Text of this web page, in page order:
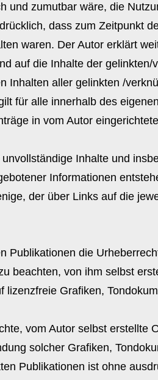
und zumutbar wäre, die
dass zum Zeitpunkt
waren. Der Autor erklärt
auf die Inhalte der
Inhalten aller gelinkten /
für alle innerhalb des
in vom Autor
Inhalte und
Informationen
der über Links auf die
Publikationen die
beachten, von ihm selbst
lizenzfreie Grafiken,
vom Autor selbst erstellte
solcher Grafiken,
Publikationen ist ohne